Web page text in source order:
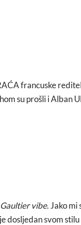
francuske
su prošli i Alban
vibe. Jako mi
dosljedan svom stilu